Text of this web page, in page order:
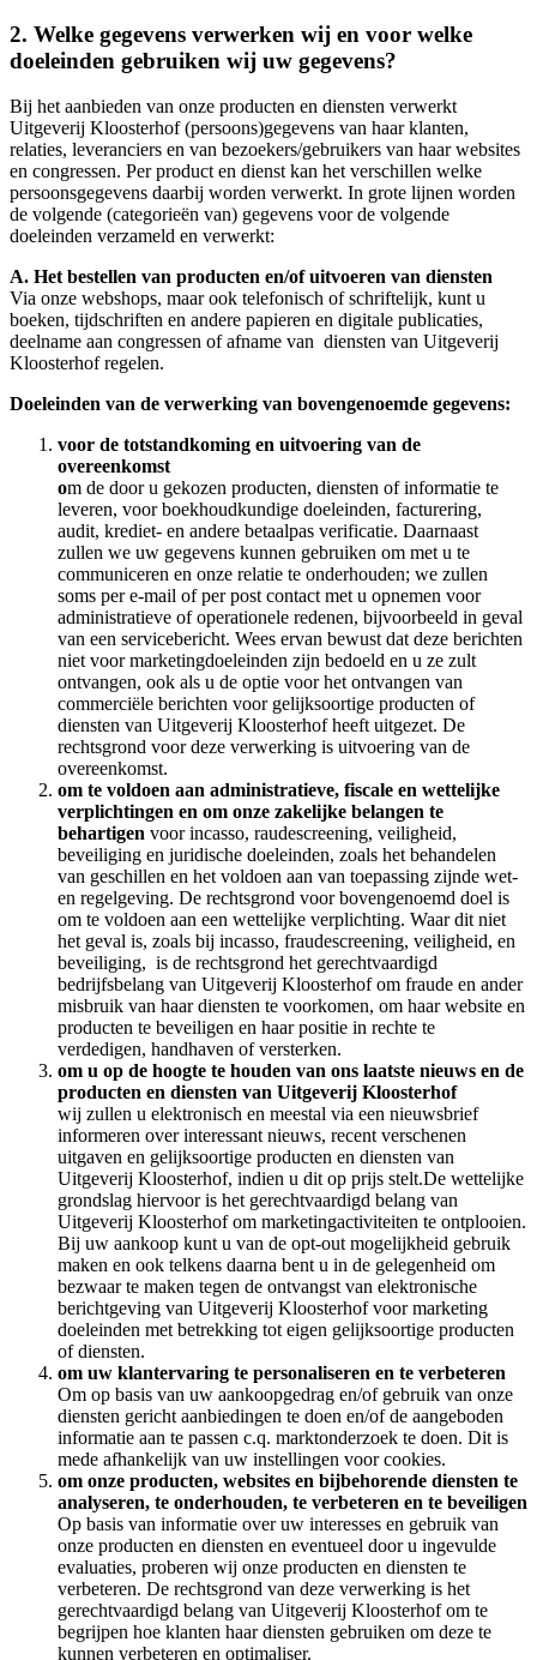
2. Welke gegevens verwerken wij en voor welke
doeleinden gebruiken wij uw gegevens?
Bij het aanbieden van onze producten en diensten verwerkt
Uitgeverij Kloosterhof (persoons)gegevens van haar klanten,
relaties, leveranciers en van bezoekers/gebruikers van haar websites
en congressen. Per product en dienst kan het verschillen welke
persoonsgegevens daarbij worden verwerkt. In grote lijnen worden
de volgende (categorieën van) gegevens voor de volgende
doeleinden verzameld en verwerkt:
A. Het bestellen van producten en/of uitvoeren van diensten
Via onze webshops, maar ook telefonisch of schriftelijk, kunt u
boeken, tijdschriften en andere papieren en digitale publicaties,
deelname aan congressen of afname van diensten van Uitgeverij
Kloosterhof regelen.
Doeleinden van de verwerking van bovengenoemde gegevens:
voor de totstandkoming en uitvoering van de
overeenkomst
om de door u gekozen producten, diensten of informatie te
leveren, voor boekhoudkundige doeleinden, facturering,
audit, krediet- en andere betaalpas verificatie. Daarnaast
zullen we uw gegevens kunnen gebruiken om met u te
communiceren en onze relatie te onderhouden; we zullen
soms per e-mail of per post contact met u opnemen voor
administratieve of operationele redenen, bijvoorbeeld in geval
van een servicebericht. Wees ervan bewust dat deze berichten
niet voor marketingdoeleinden zijn bedoeld en u ze zult
ontvangen, ook als u de optie voor het ontvangen van
commerciële berichten voor gelijksoortige producten of
diensten van Uitgeverij Kloosterhof heeft uitgezet. De
rechtsgrond voor deze verwerking is uitvoering van de
overeenkomst.
om te voldoen aan administratieve, fiscale en wettelijke
verplichtingen en om onze zakelijke belangen te
behartigen voor incasso, raudescreening, veiligheid,
beveiliging en juridische doeleinden, zoals het behandelen
van geschillen en het voldoen aan van toepassing zijnde wet-
en regelgeving. De rechtsgrond voor bovengenoemd doel is
om te voldoen aan een wettelijke verplichting. Waar dit niet
het geval is, zoals bij incasso, fraudescreening, veiligheid, en
beveiliging, is de rechtsgrond het gerechtvaardigd
bedrijfsbelang van Uitgeverij Kloosterhof om fraude en ander
misbruik van haar diensten te voorkomen, om haar website en
producten te beveiligen en haar positie in rechte te
verdedigen, handhaven of versterken.
om u op de hoogte te houden van ons laatste nieuws en de
producten en diensten van Uitgeverij Kloosterhof
wij zullen u elektronisch en meestal via een nieuwsbrief
informeren over interessant nieuws, recent verschenen
uitgaven en gelijksoortige producten en diensten van
Uitgeverij Kloosterhof, indien u dit op prijs stelt.De wettelijke
grondslag hiervoor is het gerechtvaardigd belang van
Uitgeverij Kloosterhof om marketingactiviteiten te ontplooien.
Bij uw aankoop kunt u van de opt-out mogelijkheid gebruik
maken en ook telkens daarna bent u in de gelegenheid om
bezwaar te maken tegen de ontvangst van elektronische
berichtgeving van Uitgeverij Kloosterhof voor marketing
doeleinden met betrekking tot eigen gelijksoortige producten
of diensten.
om uw klantervaring te personaliseren en te verbeteren
Om op basis van uw aankoopgedrag en/of gebruik van onze
diensten gericht aanbiedingen te doen en/of de aangeboden
informatie aan te passen c.q. marktonderzoek te doen. Dit is
mede afhankelijk van uw instellingen voor cookies.
om onze producten, websites en bijbehorende diensten te
analyseren, te onderhouden, te verbeteren en te beveiligen
Op basis van informatie over uw interesses en gebruik van
onze producten en diensten en eventueel door u ingevulde
evaluaties, proberen wij onze producten en diensten te
verbeteren. De rechtsgrond van deze verwerking is het
gerechtvaardigd belang van Uitgeverij Kloosterhof om te
begrijpen hoe klanten haar diensten gebruiken om deze te
kunnen verbeteren en optimaliser.